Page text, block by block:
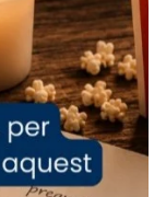
ens